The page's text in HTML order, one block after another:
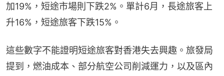
加19%，短途市場則下跌2%。單計6月，長途旅客上
升16%，短途旅客下跌15%。
這些數字不能證明短途旅客對香港失去興趣。旅發局
提到，燃油成本、部分航空公司削減運力，以及區內